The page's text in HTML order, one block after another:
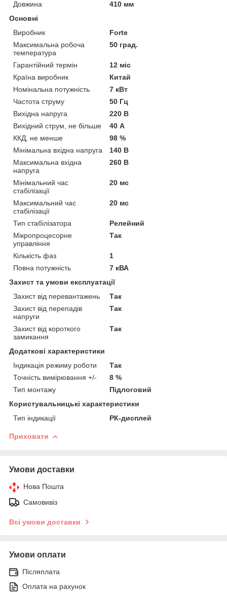
Довжина
410 мм
Основні
Виробник
Forte
Максимальна робоча
температура
50 град.
Гарантійний термін
12 міс
Країна виробник
Китай
Номінальна потужність
7 кВт
Частота струму
50 Гц
Вихідна напруга
220 В
Вихідний струм, не більше
40 А
ККД, не менше
98 %
Мінімальна вхідна напруга
140 В
Максимальна вхідна
напруга
260 В
Мінімальний час
стабілізації
20 мс
Максимальний час
стабілізації
20 мс
Тип стабілізатора
Релейний
Мікропроцесорне
управління
Так
Кількість фаз
1
Повна потужність
7 кВА
Захист та умови експлуатації
Захист від перевантажень
Так
Захист від перепадів
напруги
Так
Захист від короткого
замикання
Так
Додаткові характеристики
Індикація режиму роботи
Так
Точність вимірювання +/-
8 %
Тип монтажу
Підлоговий
Користувальницькі характеристики
Тип індикації
РК-дисплей
Приховати
Умови доставки
Нова Пошта
Самовивіз
Всі умови доставки
Умови оплати
Післяплата
Оплата на рахунок